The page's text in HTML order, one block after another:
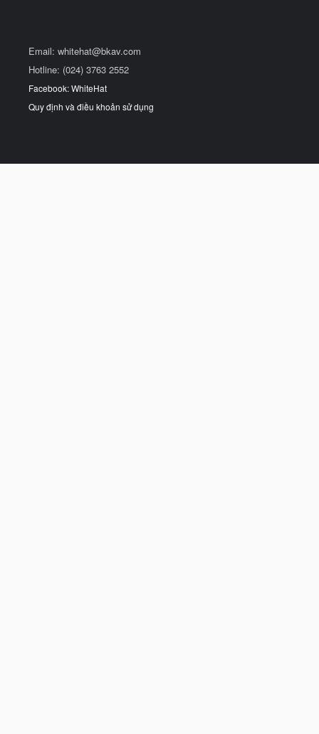
Email: whitehat@bkav.com
Hotline: (024) 3763 2552
Facebook: WhiteHat
Quy định và điều khoản sử dụng